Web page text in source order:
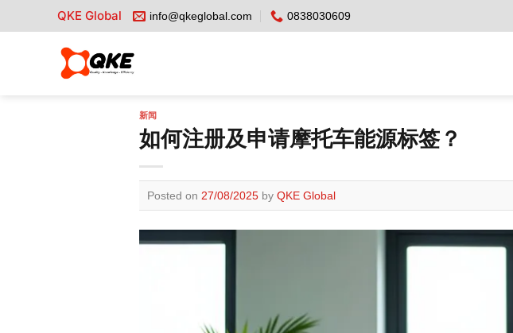
to
QKE Global info@qkeglobal.com 0838030609
新闻
如何注册及申请摩托车能源标签？
Posted on 27/08/2025 by QKE Global